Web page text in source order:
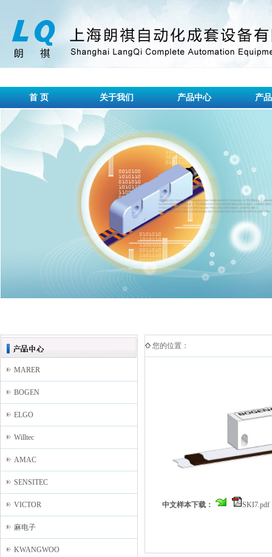
首 页 关于我们 产品中心 产
MARER
BOGEN
ELGO
Willtec
AMAC
SENSITEC
VICTOR
麻电子
KWANGWOO
您的位置：
中文样本下载： SKI7.pdf